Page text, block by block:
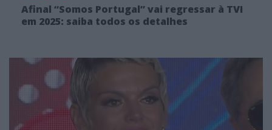
Afinal “Somos Portugal” vai regressar à TVI
em 2025: saiba todos os detalhes